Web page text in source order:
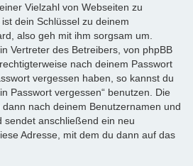
Vielzahl von Webseiten zu
dein Schlüssel zu deinem
also geh mit ihm sorgsam um.
Vertreter des Betreibers, von phpBB
nach deinem Passwort
vergessen haben, so kannst du
Passwort vergessen“ benutzen. Die
nach deinem Benutzernamen und
sendet anschließend ein neu
Adresse, mit dem du dann auf das